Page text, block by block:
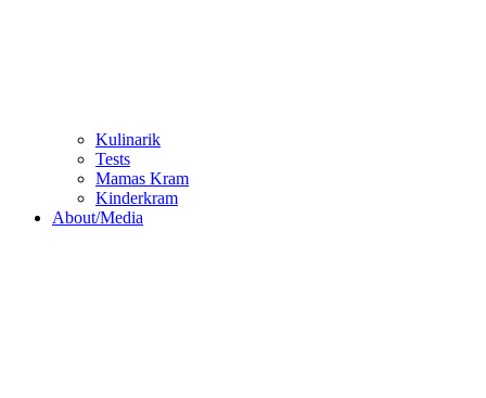
Kulinarik
Tests
Mamas Kram
Kinderkram
About/Media